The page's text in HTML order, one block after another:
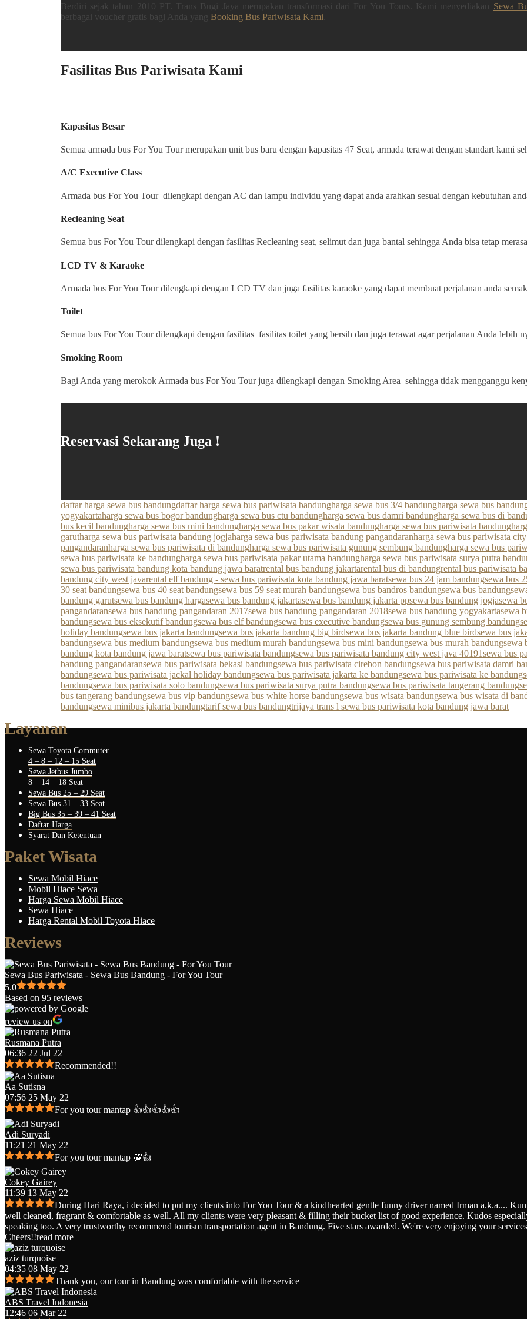
Berdiri sejak tahun 2010 PT. Trans Bugi Jaya merupakan transformasi dari For You Tours. Kami menyediakan Sewa
berbagai voucher gratis bagi Anda yang Booking Bus Pariwisata Kami
Fasilitas Bus Pariwisata Kami
Kapasitas Besar
Semua armada bus For You Tour merupakan unit bus baru dengan kapasitas 47 Seat, armada terawat dengan standart kami
A/C Executive Class
Armada bus For You Tour dilengkapi dengan AC dan lampu individu yang dapat anda arahkan sesuai dengan kebutuhan
Recleaning Seat
Semua bus For You Tour dilengkapi dengan fasilitas Recleaning seat, selimut dan juga bantal sehingga Anda bisa tetap
LCD TV & Karaoke
Armada bus For You Tour dilengkapi dengan LCD TV dan juga fasilitas karaoke yang dapat membuat perjalanan anda
Toilet
Semua bus For You Tour dilengkapi dengan fasilitas fasilitas toilet yang bersih dan juga terawat agar perjalanan Anda lebih
Smoking Room
Bagi Anda yang merokok Armada bus For You Tour juga dilengkapi dengan Smoking Area sehingga tidak mengganggu
Reservasi Sekarang Juga !
daftar harga sewa bus bandungdaftar harga sewa bus pariwisata bandungharga sewa bus 3/4 bandungharga sewa bus
yogyakartaharga sewa bus bogor bandungharga sewa bus ctu bandungharga sewa bus damri bandungharga sewa bus di
bus kecil bandungharga sewa bus mini bandungharga sewa bus pakar wisata bandungharga sewa bus pariwisata bandung
garutharga sewa bus pariwisata bandung jogjaharga sewa bus pariwisata bandung pangandaranharga sewa bus pariwisata
pangandaranharga sewa bus pariwisata di bandungharga sewa bus pariwisata gunung sembung bandungharga sewa bus
sewa bus pariwisata ke bandungharga sewa bus pariwisata pakar utama bandungharga sewa bus pariwisata surya putra
sewa bus pariwisata bandung kota bandung jawa baratrental bus bandung jakartarental bus di bandungrental bus pariwisata
bandung city west javarental elf bandung - sewa bus pariwisata kota bandung jawa baratsewa bus 24 jam bandungsewa bus
30 seat bandungsewa bus 40 seat bandungsewa bus 59 seat murah bandungsewa bus bandros bandungsewa bus bandung
bandung garutsewa bus bandung hargasewa bus bandung jakartasewa bus bandung jakarta ppsewa bus bandung jogjasewa
pangandaransewa bus bandung pangandaran 2017sewa bus bandung pangandaran 2018sewa bus bandung yogyakartasewa
bandungsewa bus eksekutif bandungsewa bus elf bandungsewa bus executive bandungsewa bus gunung sembung bandung
holiday bandungsewa bus jakarta bandungsewa bus jakarta bandung big birdsewa bus jakarta bandung blue birdsewa bus
bandungsewa bus medium bandungsewa bus medium murah bandungsewa bus mini bandungsewa bus murah bandungsewa
bandung kota bandung jawa baratsewa bus pariwisata bandungsewa bus pariwisata bandung city west java 40191sewa bus
bandung pangandaransewa bus pariwisata bekasi bandungsewa bus pariwisata cirebon bandungsewa bus pariwisata damri
bandungsewa bus pariwisata jackal holiday bandungsewa bus pariwisata jakarta ke bandungsewa bus pariwisata ke bandung
bandungsewa bus pariwisata solo bandungsewa bus pariwisata surya putra bandungsewa bus pariwisata tangerang bandung
bus tangerang bandungsewa bus vip bandungsewa bus white horse bandungsewa bus wisata bandungsewa bus wisata di
bandungsewa minibus jakarta bandungtarif sewa bus bandungtrijaya trans l sewa bus pariwisata kota bandung jawa barat
Layanan
Sewa Toyota Commuter
4 – 8 – 12 – 15 Seat
Sewa Jetbus Jumbo
8 – 14 – 18 Seat
Sewa Bus 25 – 29 Seat
Sewa Bus 31 – 33 Seat
Big Bus 35 – 39 – 41 Seat
Daftar Harga
Syarat Dan Ketentuan
Paket Wisata
Sewa Mobil Hiace
Mobil Hiace Sewa
Harga Sewa Mobil Hiace
Sewa Hiace
Harga Rental Mobil Toyota Hiace
Reviews
Sewa Bus Pariwisata - Sewa Bus Bandung - For You Tour
5.0
Based on 95 reviews
review us on
Rusmana Putra
06:36 22 Jul 22
Recommended!!
Aa Sutisna
07:56 25 May 22
For you tour mantap 👍👍👍👍👍
Adi Suryadi
11:21 21 May 22
For you tour mantap 💯👍
Cokey Gairey
11:39 13 May 22
During Hari Raya, i decided to put my clients into For You Tour & a kindhearted gentle funny driver named Irman a.k.a....
well cleaned, fragrant & comfortable as well. All my clients were very pleasant & filling their bucket list of good experience. Kudos
speaking too. A very trustworthy recommend tourism transportation agent in Bandung. Five stars awarded. We're very enjoying your
Cheers!!read more
aziz turquoise
04:35 08 May 22
Thank you, our tour in Bandung was comfortable with the service
ABS Travel Indonesia
12:46 06 Mar 22